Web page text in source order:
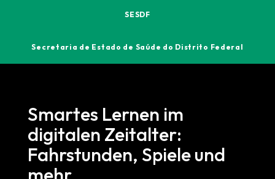
SESDF
Secretaria de Estado de Saúde do Distrito Federal
Smartes Lernen im
digitalen Zeitalter:
Fahrstunden, Spiele und